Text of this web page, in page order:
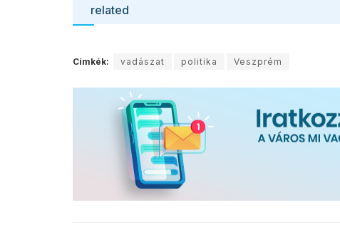
related
Címkék: vadászat politika Veszprém